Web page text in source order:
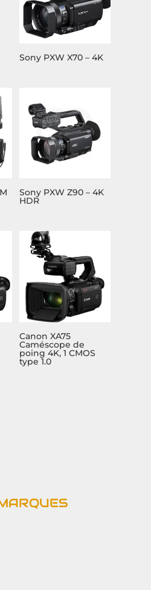
Sony PXW X70 – 4K
Sony PXW Z90 – 4K
HDR
Canon XA75
Caméscope de
poing 4K, 1 CMOS
type 1.0